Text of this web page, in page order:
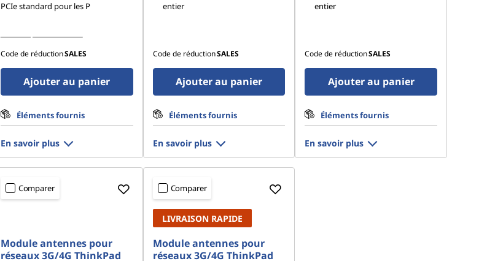
PCIe standard pour les P
Code de réductionSALES
Ajouter au panier
Éléments fournis
En savoir plus
entier
Code de réductionSALES
Ajouter au panier
Éléments fournis
En savoir plus
entier
Code de réductionSALES
Ajouter au panier
Éléments fournis
En savoir plus
Comparer
Module antennes pour
réseaux 3G/4G ThinkPad
Comparer
LIVRAISON RAPIDE
Module antennes pour
réseaux 3G/4G ThinkPad